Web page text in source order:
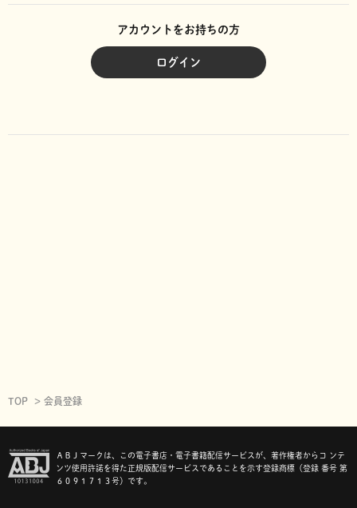
アカウントをお持ちの方
ログイン
TOP 会員登録
ＡＢＪマークは、この電子書店・電子書籍配信サービスが、著作権者からコ ンテ
ンツ使用許諾を得た正規版配信サービスであることを示す登録商標（登録 番号 第
６０９１７１３号）です。